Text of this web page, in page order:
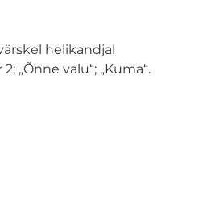
helikandjal
„Õnne valu“; „Kuma“.